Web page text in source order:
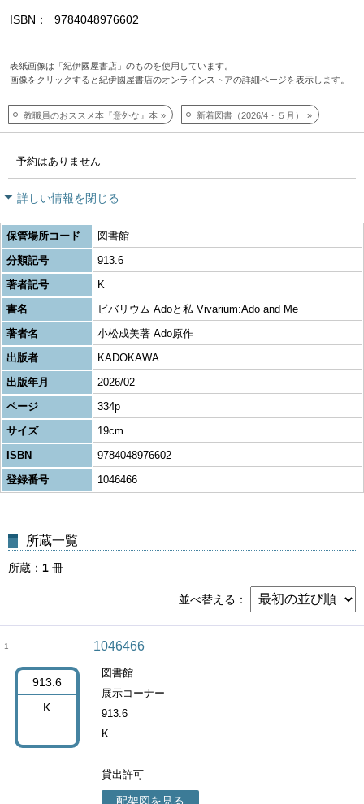
ISBN 9784048976602
表紙画像は「紀伊國屋書店」のものを使用しています。
画像をクリックすると紀伊國屋書店のオンラインストアの詳細ページを表示します。
教職員のおススメ本『意外な』本 新着図書（2026/4・５月）
予約はありません
詳しい情報を閉じる
保管場所コード
図書館
分類記号
913.6
著者記号
K
書名
ビバリウム Adoと私 Vivarium:Ado and Me
著者名
小松成美著 Ado原作
出版者
KADOKAWA
出版年月
2026/02
ページ
334p
サイズ
19cm
ISBN
9784048976602
登録番号
1046466
所蔵一覧
所蔵 1 冊
並べ替える
1
913.6
K
1046466
図書館
展示コーナー
913.6
K
貸出許可
配架図を見る